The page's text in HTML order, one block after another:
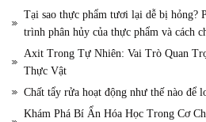
Tại sao thực phẩm tươi lại dễ bị hỏng?
trình phân hủy của thực phẩm và cách
Axit Trong Tự Nhiên: Vai Trò Quan
Thực Vật
Chất tẩy rửa hoạt động như thế nào để
Khám Phá Bí Ẩn Hóa Học Trong Cơ